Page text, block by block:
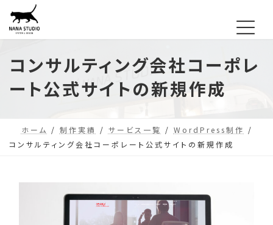
ビ
コンサルティング会社コーポレ
ート公式サイトの新規作成
ホーム 制作実績 サービス一覧
WordPress制作
コンサルティング会社コーポレート公式サイトの新規作成